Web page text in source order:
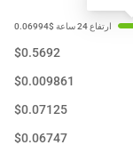
$0.5692
$0.009861
$0.07125
$0.06747